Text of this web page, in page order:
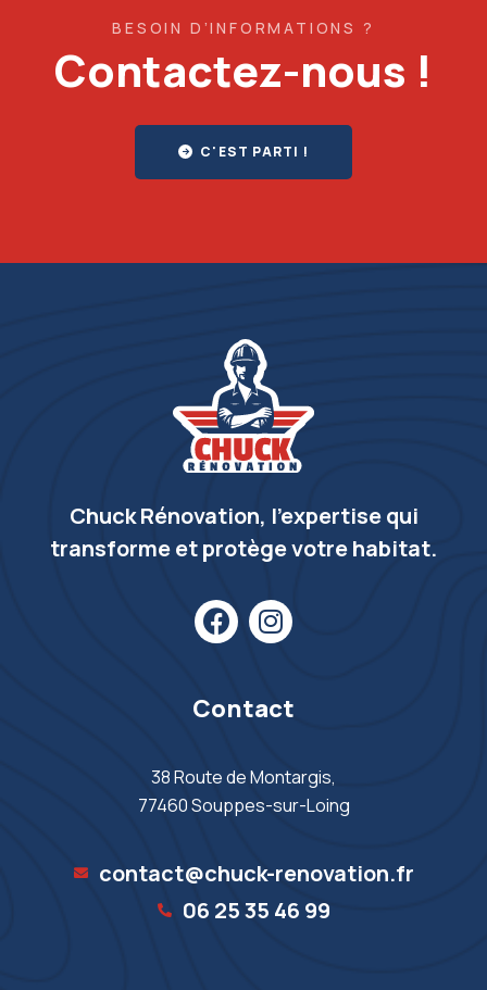
BESOIN D’INFORMATIONS ?
Contactez-nous !
C'EST PARTI !
Chuck Rénovation, l’expertise qui
transforme et protège votre habitat.
Contact
38 Route de Montargis,
77460 Souppes-sur-Loing
contact@chuck-renovation.fr
06 25 35 46 99‬